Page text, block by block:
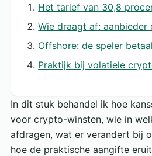
Het tarief van 30,8
Wie draagt af: aanbieder
Offshore: de speler
Praktijk bij volatiele
In dit stuk behandel ik hoe
voor crypto-winsten, wie in
afdragen, wat er verandert bij
hoe de praktische aangifte